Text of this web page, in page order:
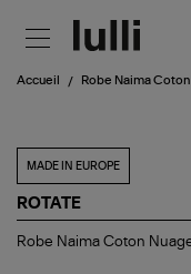
Accueil Robe Naima
MADE IN EUROPE
ROTATE
Robe
Robe Naima Coton